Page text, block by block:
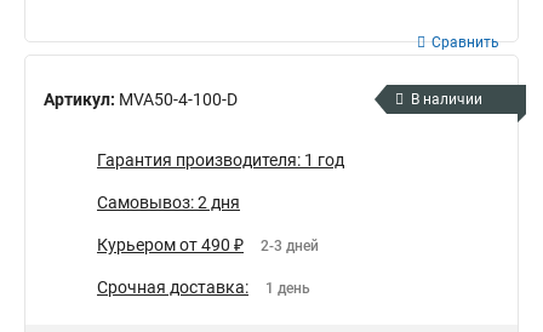
Артикул: MVA50-4-100-D
Сравнить
В наличии
Гарантия производителя: 1 год
Самовывоз: 2 дня
Курьером от 490 ₽ 2-3 дней
Срочная доставка: 1 день